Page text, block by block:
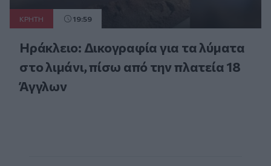
ΚΡΗΤΗ 19:59
Ηράκλειο: Δικογραφία για τα λύματα
στο λιμάνι, πίσω από την πλατεία 18
Άγγλων